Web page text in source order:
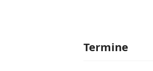
Termine